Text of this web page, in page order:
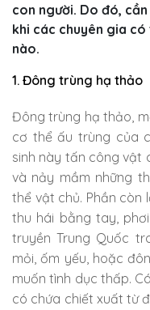
con người. Do đó,
khi các chuyên gia
nào.
1. Đông trùng hạ thảo
Đông trùng hạ thảo,
cơ thể ấu trùng của
sinh này tấn công vật
và nảy mầm những
thể vật chủ. Phần còn
thu hái bằng tay,
truyền Trung Quốc
mỏi, ốm yếu, hoặc
muốn tình dục thấp.
có chứa chiết xuất từ